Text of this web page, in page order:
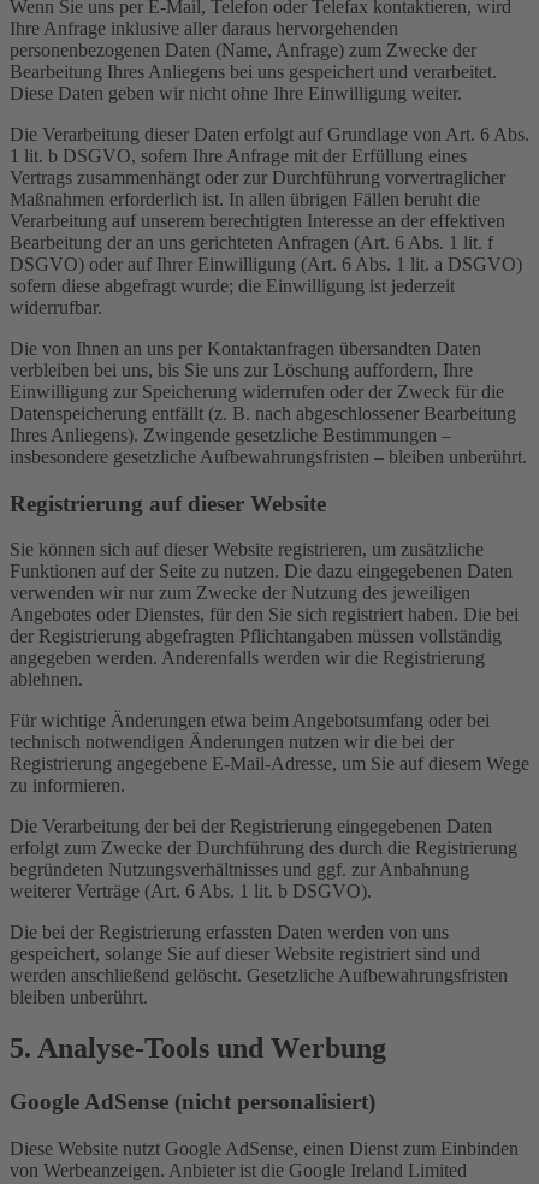
Wenn Sie uns per E-Mail, Telefon oder Telefax kontaktieren, wird
Ihre Anfrage inklusive aller daraus hervorgehenden
personenbezogenen Daten (Name, Anfrage) zum Zwecke der
Bearbeitung Ihres Anliegens bei uns gespeichert und verarbeitet.
Diese Daten geben wir nicht ohne Ihre Einwilligung weiter.
Die Verarbeitung dieser Daten erfolgt auf Grundlage von Art. 6 Abs.
1 lit. b DSGVO, sofern Ihre Anfrage mit der Erfüllung eines
Vertrags zusammenhängt oder zur Durchführung vorvertraglicher
Maßnahmen erforderlich ist. In allen übrigen Fällen beruht die
Verarbeitung auf unserem berechtigten Interesse an der effektiven
Bearbeitung der an uns gerichteten Anfragen (Art. 6 Abs. 1 lit. f
DSGVO) oder auf Ihrer Einwilligung (Art. 6 Abs. 1 lit. a DSGVO)
sofern diese abgefragt wurde; die Einwilligung ist jederzeit
widerrufbar.
Die von Ihnen an uns per Kontaktanfragen übersandten Daten
verbleiben bei uns, bis Sie uns zur Löschung auffordern, Ihre
Einwilligung zur Speicherung widerrufen oder der Zweck für die
Datenspeicherung entfällt (z. B. nach abgeschlossener Bearbeitung
Ihres Anliegens). Zwingende gesetzliche Bestimmungen –
insbesondere gesetzliche Aufbewahrungsfristen – bleiben unberührt.
Registrierung auf dieser Website
Sie können sich auf dieser Website registrieren, um zusätzliche
Funktionen auf der Seite zu nutzen. Die dazu eingegebenen Daten
verwenden wir nur zum Zwecke der Nutzung des jeweiligen
Angebotes oder Dienstes, für den Sie sich registriert haben. Die bei
der Registrierung abgefragten Pflichtangaben müssen vollständig
angegeben werden. Anderenfalls werden wir die Registrierung
ablehnen.
Für wichtige Änderungen etwa beim Angebotsumfang oder bei
technisch notwendigen Änderungen nutzen wir die bei der
Registrierung angegebene E-Mail-Adresse, um Sie auf diesem Wege
zu informieren.
Die Verarbeitung der bei der Registrierung eingegebenen Daten
erfolgt zum Zwecke der Durchführung des durch die Registrierung
begründeten Nutzungsverhältnisses und ggf. zur Anbahnung
weiterer Verträge (Art. 6 Abs. 1 lit. b DSGVO).
Die bei der Registrierung erfassten Daten werden von uns
gespeichert, solange Sie auf dieser Website registriert sind und
werden anschließend gelöscht. Gesetzliche Aufbewahrungsfristen
bleiben unberührt.
5. Analyse-Tools und Werbung
Google AdSense (nicht personalisiert)
Diese Website nutzt Google AdSense, einen Dienst zum Einbinden
von Werbeanzeigen. Anbieter ist die Google Ireland Limited